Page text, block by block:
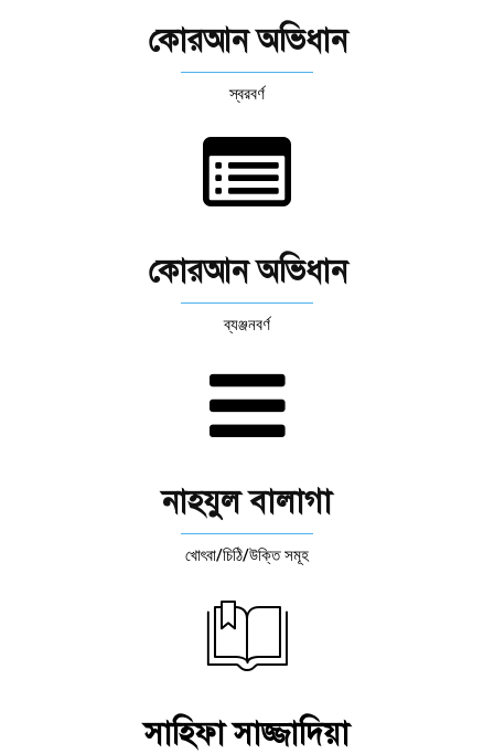
কোরআন অভিধান
স্বরবর্ণ
কোরআন অভিধান
ব্যঞ্জনবর্ণ
নাহযুল বালাগা
খোৎবা/চিঠি/উক্তি সমূহ
সাহিফা সাজ্জাদিয়া